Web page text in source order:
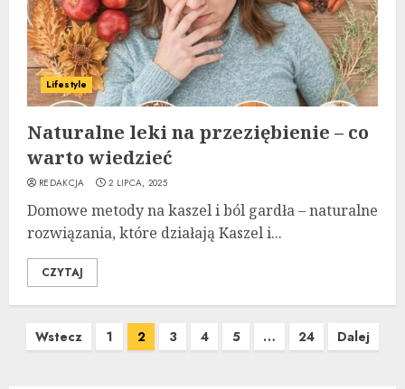
Lifestyle
Naturalne leki na przeziębienie – co
warto wiedzieć
REDAKCJA 2 LIPCA, 2025
Domowe metody na kaszel i ból gardła – naturalne
rozwiązania, które działają Kaszel i...
CZYTAJ
Stronicowanie
Wstecz 1 2 3 4 5 … 24 Dalej